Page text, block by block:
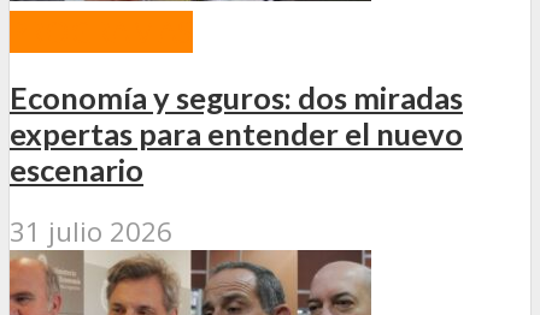
Economía y seguros: dos miradas
expertas para entender el nuevo
escenario
31 julio 2026